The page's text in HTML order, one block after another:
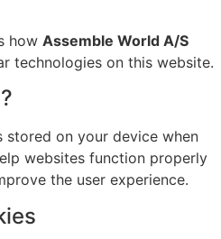
how Assemble World A/S
technologies on this website.
stored on your device when
websites function properly
the user experience.